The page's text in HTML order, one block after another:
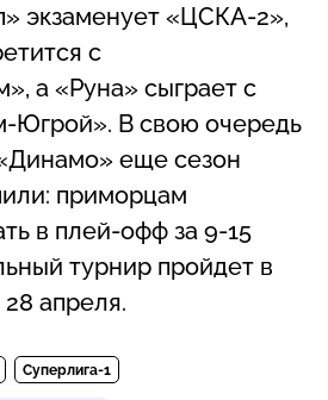
экзаменует «ЦСКА-2»,
с
а «Руна» сыграет с
Югрой». В свою очередь
еще сезон
приморцам
в плей-офф за 9-15
турнир пройдет в
апреля.
Суперлига-1